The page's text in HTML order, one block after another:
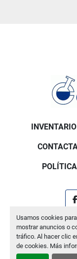
Usamos cookies
mostrar anuncios o
tráfico. Al hacer clic
de cookies. Más
INVENTARIO
Machinio